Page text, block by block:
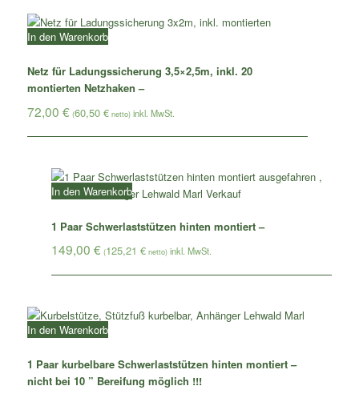
Netz für Ladungssicherung 3,5×2,5m, inkl. 20
montierten Netzhaken –
72,00€ (60,50€ netto)
In den Warenkorb
1 Paar Schwerlaststützen hinten montiert –
149,00 € (125,21 €netto)
In den Warenkorb
1 Paar kurbelbare Schwerlaststützen hinten montiert –
nicht bei 10 ” Bereifung möglich !!!
In den Warenkorb